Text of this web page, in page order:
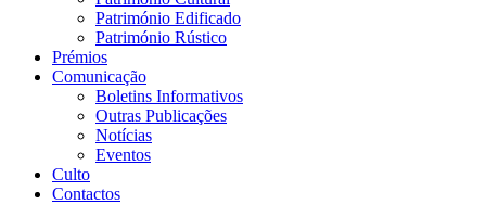
Património Edificado
Património Rústico
Prémios
Comunicação
Boletins Informativos
Outras Publicações
Notícias
Eventos
Culto
Contactos